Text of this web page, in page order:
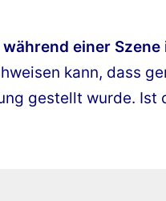
einer
kann, dass
gestellt wurde.